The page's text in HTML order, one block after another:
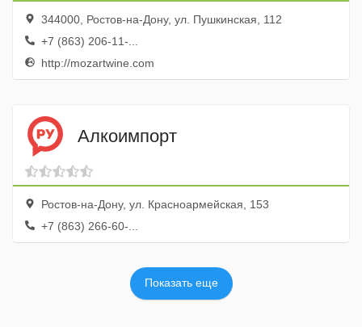
344000, Ростов-на-Дону, ул. Пушкинская, 112
+7 (863) 206-11-...
http://mozartwine.com
Алкоимпорт
Ростов-на-Дону, ул. Красноармейская, 153
+7 (863) 266-60-...
Показать еще